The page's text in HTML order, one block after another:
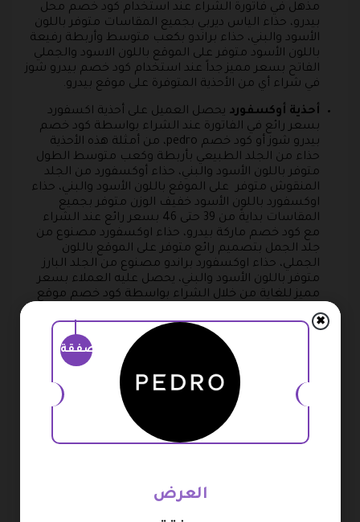
مذهل في فاتورة الشراء عند استخدام كود خصم محل
بيدرو، حذاء الياس ديربي بجميع المقاسات متوفر باللون
الأسود والبني، حذاء براندو بكعب متوسط وأربطة رفيعة
باللون الأسود متوفر على الموقع باللون الاسود والجملي
الفاتح بسعر مميز جداً عند استخدام كود خصم بيدرو شوز
في شراء أي من الأحذية المتوفرة على موقع بيدرو.
أحذية أوكسفورد يحصل العميل على أحذية اكسفورد
بسعر رائع في الفاتورة عند الشراء بواسطة كود خصم
بيدرو شوز أو كود خصم pedro، من أمثلة هذه الأحذية
حذاء من الجلد الطبيعي بأربطة وكعب متوسط الطول
متوفر باللون الأسود والبني، حذاء أوكسفورد من الجلد
المنقوش متوفر على الموقع باللون الأسود والبني، حذاء
اوكسفورد باللون الأسود خفيف الوزن متوفر بجميع
المقاسات بدايةً من 39 حتى 46 بسعر رائع عند الشراء
مع كود خصم ماركة بيدرو، حذاء اوكسفورد مصنوع من
جلد الجمل بتصميم رائع متوفر على الموقع باللون
الجملي، حذاء اوكسفورد براندو مصنوع من الجلد البارز
متوفر باللون الأسود والبني، يحصل عليه العملاء بسعر
مميز للغاية من خلال الشراء بواسطة كود خصم موقع
بيدرو أو كود خصم بيدرو شنط.
يحتوي هذا القسم على مجموعة رائعة من
حقائب العمل التي تبحث عنها النساء بسعر مدهش في
الشراء عند استخدام كود خصم بيدرو اون لاين أو كود
خصم بيدرو شوز، من أمثلة هذه الحقائب حقيبة يد
ياسمين مزينة بخطوط طولية باللون الأسود مع حزام من
نفس اللون متوفرة على الموقع باللون البيج واللون
الأخضر الفاتح، حقيبة يد منقوشة رائعة التصميم متوفرة
على الموقع باللون الأحمر والبيج بخصم مدهش في
متوفرة باللون الأسود والأخضر، حقيبة سولين متوفرة
بعدة ألوان الأسود والأبيض والجملي، حقيبة شارلوت
صفقة
✖
العرض